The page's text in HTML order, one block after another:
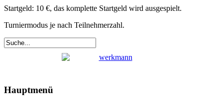
Startgeld: 10 €, das komplette Startgeld wird ausgespielt.
Turniermodus je nach Teilnehmerzahl.
Hauptmenü